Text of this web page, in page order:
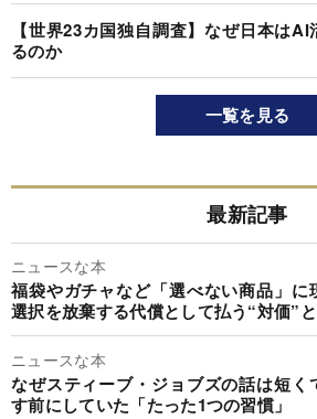
【世界23カ国独自調査】なぜ日本は
るのか
一覧を見る
最新記事
ニュースな本
福袋やガチャなど「選べない商品」に
選択を放棄する代償として払う“対価”
ニュースな本
なぜスティーブ・ジョブズの話は短く
す前にしていた「たった1つの習慣」